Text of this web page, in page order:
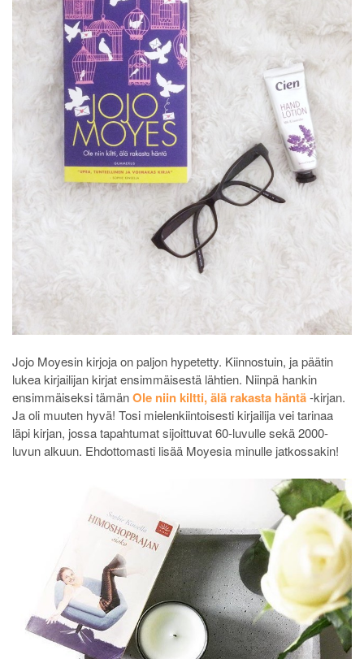
Jojo Moyesin kirjoja on paljon hypetetty. Kiinnostuin, ja päätin
lukea kirjailijan kirjat ensimmäisestä lähtien. Niinpä hankin
ensimmäiseksi tämänOle niin kiltti, älä rakasta häntä-kirjan.
Ja oli muuten hyvä! Tosi mielenkiintoisesti kirjailija vei tarinaa
läpi kirjan, jossa tapahtumat sijoittuvat 60-luvulle sekä 2000-
luvun alkuun. Ehdottomasti lisää Moyesia minulle jatkossakin!